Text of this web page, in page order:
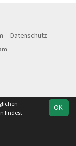
Datenschutz
OK
findest